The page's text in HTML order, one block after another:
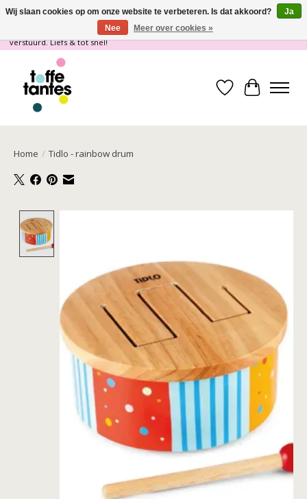
Wij gaan op vakantie! vanaf 4 juli t/m 21 juli worden er geen pakketjes
verstuurd. Liefs & tot snel!
Verlanglijst
Home / Tidlo - rainbow drum
Wij slaan cookies op om onze website te verbeteren. Is dat akkoord?
Ja
Nee
Meer over cookies »